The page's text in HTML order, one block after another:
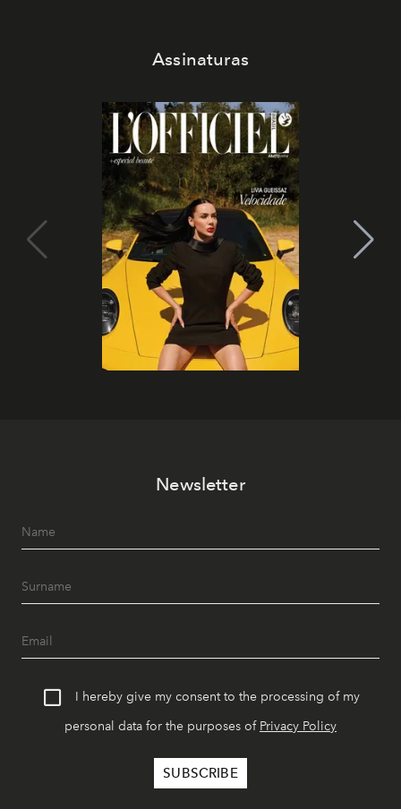
Assinaturas
Newsletter
I hereby give my consent to the processing of my
personal data for the purposes of Privacy Policy